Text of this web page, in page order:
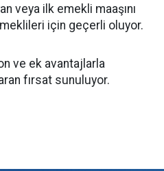
veya ilk emekli maaşını
için geçerli oluyor.
ve ek avantajlarla
fırsat sunuluyor.